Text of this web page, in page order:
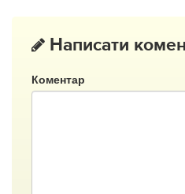
Написати
Коментар